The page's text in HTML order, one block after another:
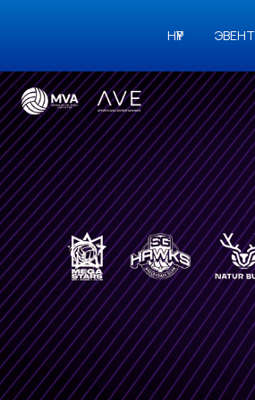
НҮҮР ЭВЕНТ